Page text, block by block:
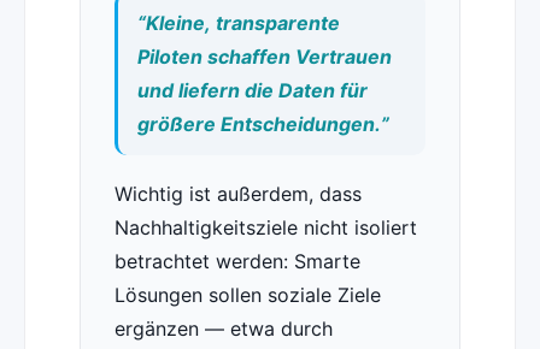
“Kleine, transparente
Piloten schaffen Vertrauen
und liefern die Daten für
größere Entscheidungen.”
Wichtig ist außerdem, dass
Nachhaltigkeitsziele nicht isoliert
betrachtet werden: Smarte
Lösungen sollen soziale Ziele
ergänzen — etwa durch